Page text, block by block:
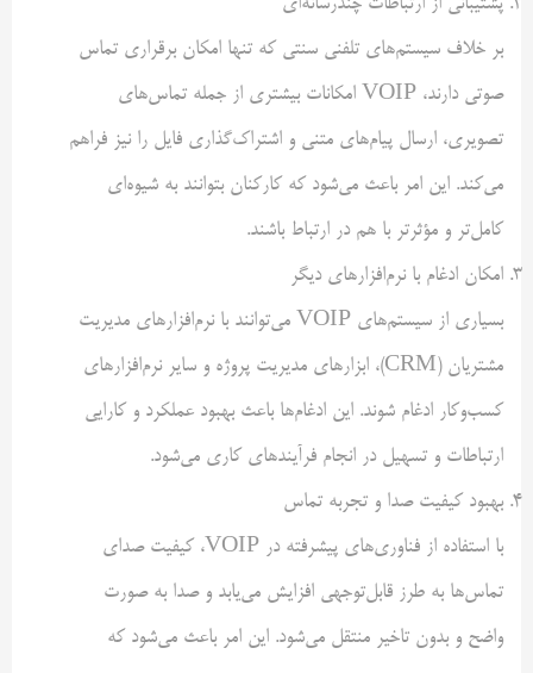
بر خلاف سیستم‌های تلفنی سنتی که تنها امکان برقراری تماس
صوتی دارند، VOIP امکانات بیشتری از جمله تماس‌های
تصویری، ارسال پیام‌های متنی و اشتراک‌گذاری فایل را نیز فراهم
می‌کند. این امر باعث می‌شود که کارکنان بتوانند به شیوه‌ای
کامل‌تر و مؤثرتر با هم در ارتباط باشند.
امکان ادغام با نرم‌افزارهای دیگر
بسیاری از سیستم‌های VOIP می‌توانند با نرم‌افزارهای مدیریت
مشتریان (CRM)، ابزارهای مدیریت پروژه و سایر نرم‌افزارهای
کسب‌وکار ادغام شوند. این ادغام‌ها باعث بهبود عملکرد و کارایی
ارتباطات و تسهیل در انجام فرآیندهای کاری می‌شود.
بهبود کیفیت صدا و تجربه تماس
با استفاده از فناوری‌های پیشرفته در VOIP، کیفیت صدای
تماس‌ها به طرز قابل‌توجهی افزایش می‌یابد و صدا به صورت
واضح و بدون تاخیر منتقل می‌شود. این امر باعث می‌شود که